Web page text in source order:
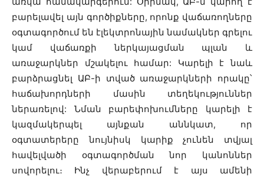
բարելավել այն գործիքները, որոնք վաճառողները
օգտագործում են էլեկտրոնային նամակներ գրելու
կամ վաճառքի ներկայացման պլան և
առաջարկներ մշակելու համար: Կարելի է նաև
բարձրացնել ԱԲ-ի տված առաջարկների որակը՝
հաճախորդների մասին տեղեկություններ
ներառելով: Նման բարեփոխումները կարելի է
կազմակերպել այնքան աննկատ, որ
օգտատերերը նույնիսկ կարիք չունեն տվյալ
հավելվածի օգտագործման նոր կանոններ
սովորելու։ Ինչ վերաբերում է այս ամենի